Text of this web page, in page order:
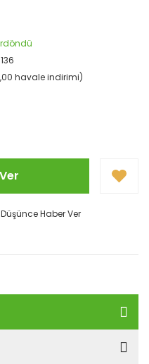
havale indirimi)
Düşünce Haber Ver